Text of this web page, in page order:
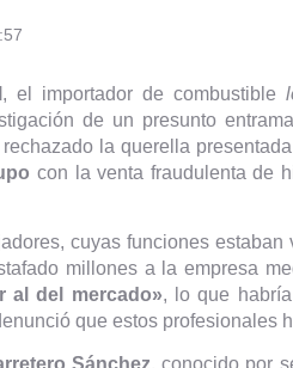
, el importador de combustible
de un presunto
la querella
con la venta fraudulenta de
cuyas funciones
millones a la empresa
al del mercado», lo que
que estos profesionales
Sánchez, conocido por